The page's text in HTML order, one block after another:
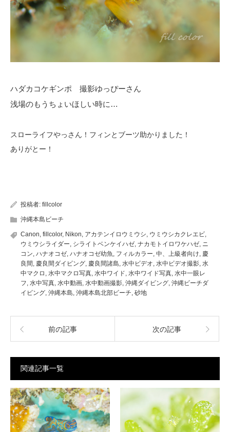
ハダカコケギンポ 撮影ゆっぴーさん
浅場のもうちょいほしい時に…
スローライフやっさん！フィンとブーツ助かりました！
ありがとー！
投稿者: fillcolor
沖縄本島ビーチ
Canon fillcolor, Nikon アカテンイロウミウシ ウミウシカクレエビ
ウミウシライダー シライトベンケイハゼ ナカモトイロワケハゼ ニ
コン ハナオコゼ ハナオコゼ幼魚 フィルカラー 中、上級者向け 慶
良間 慶良間ダイビング 慶良間諸島 水中ビデオ 水中ビデオ撮影 水
中マクロ 水中マクロ写真 水中ワイド 水中ワイド写真 水中一眼レ
フ 水中写真 水中動画 水中動画撮影 沖縄ダイビング 沖縄ビーチダ
イビング 沖縄本島 沖縄本島北部ビーチ 砂地
前の記事 次の記事
関連記事一覧